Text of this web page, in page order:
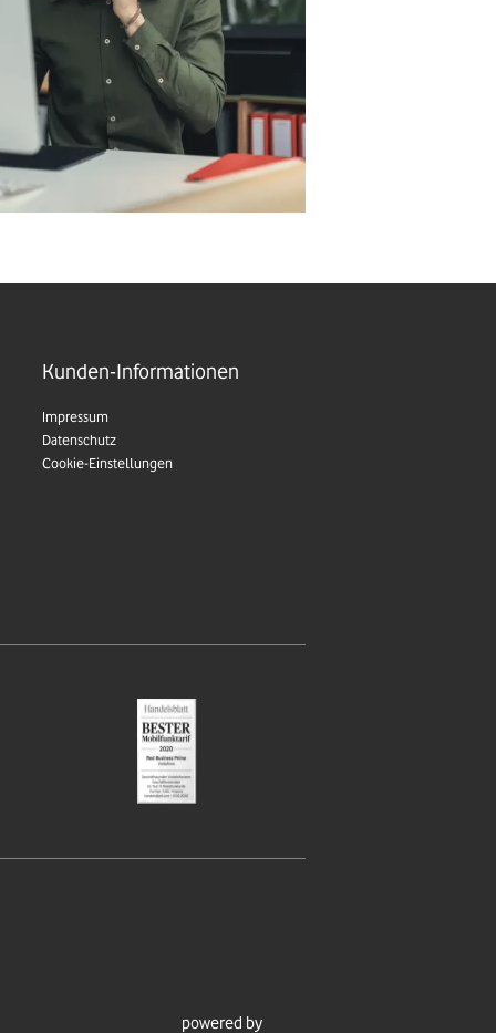
Kunden-Informationen
Impressum
Datenschutz
Cookie-Einstellungen
powered by